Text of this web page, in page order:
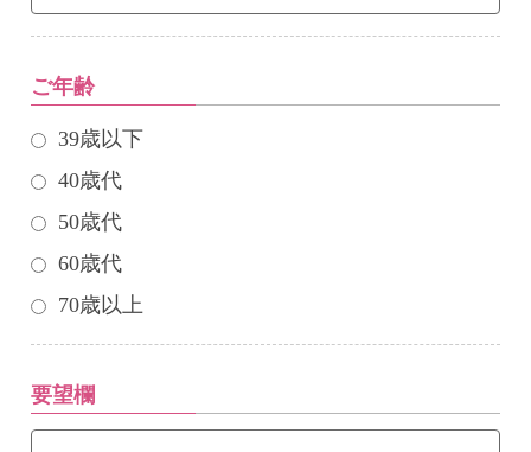
ご年齢
39歳以下
40歳代
50歳代
60歳代
70歳以上
要望欄